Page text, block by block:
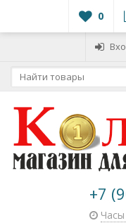
0
+7